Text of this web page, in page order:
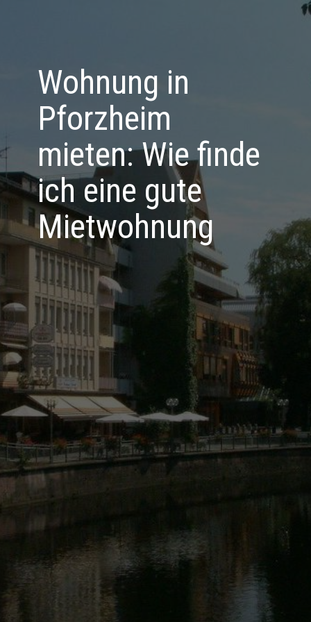
Wohnung in
Pforzheim
mieten: Wie finde
ich eine gute
Mietwohnung